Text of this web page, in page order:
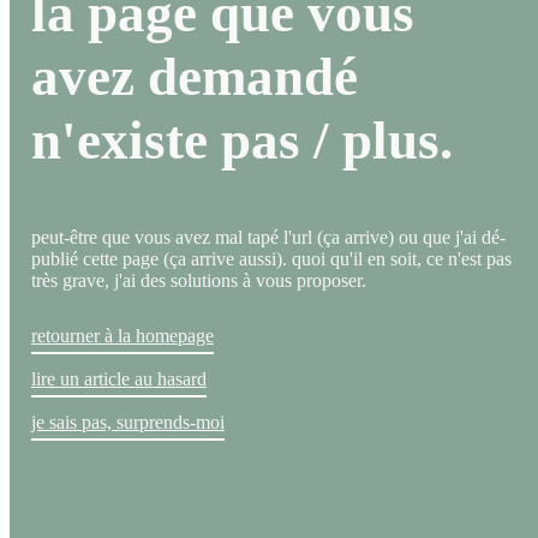
la page que vous
avez demandé
n'existe pas / plus.
peut-être que vous avez mal tapé l'url (ça arrive) ou que j'ai dé-
publié cette page (ça arrive aussi). quoi qu'il en soit, ce n'est pas
très grave, j'ai des solutions à vous proposer.
retourner à la homepage
lire un article au hasard
je sais pas, surprends-moi